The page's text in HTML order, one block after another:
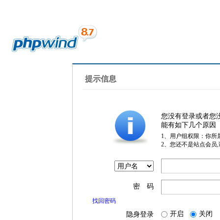
提示信息
您没有登录或者您
能有如下几个原因
1、用户组权限：你所
2、您还不是站点会员
密 码
找回密码
隐身登录 开启 关闭